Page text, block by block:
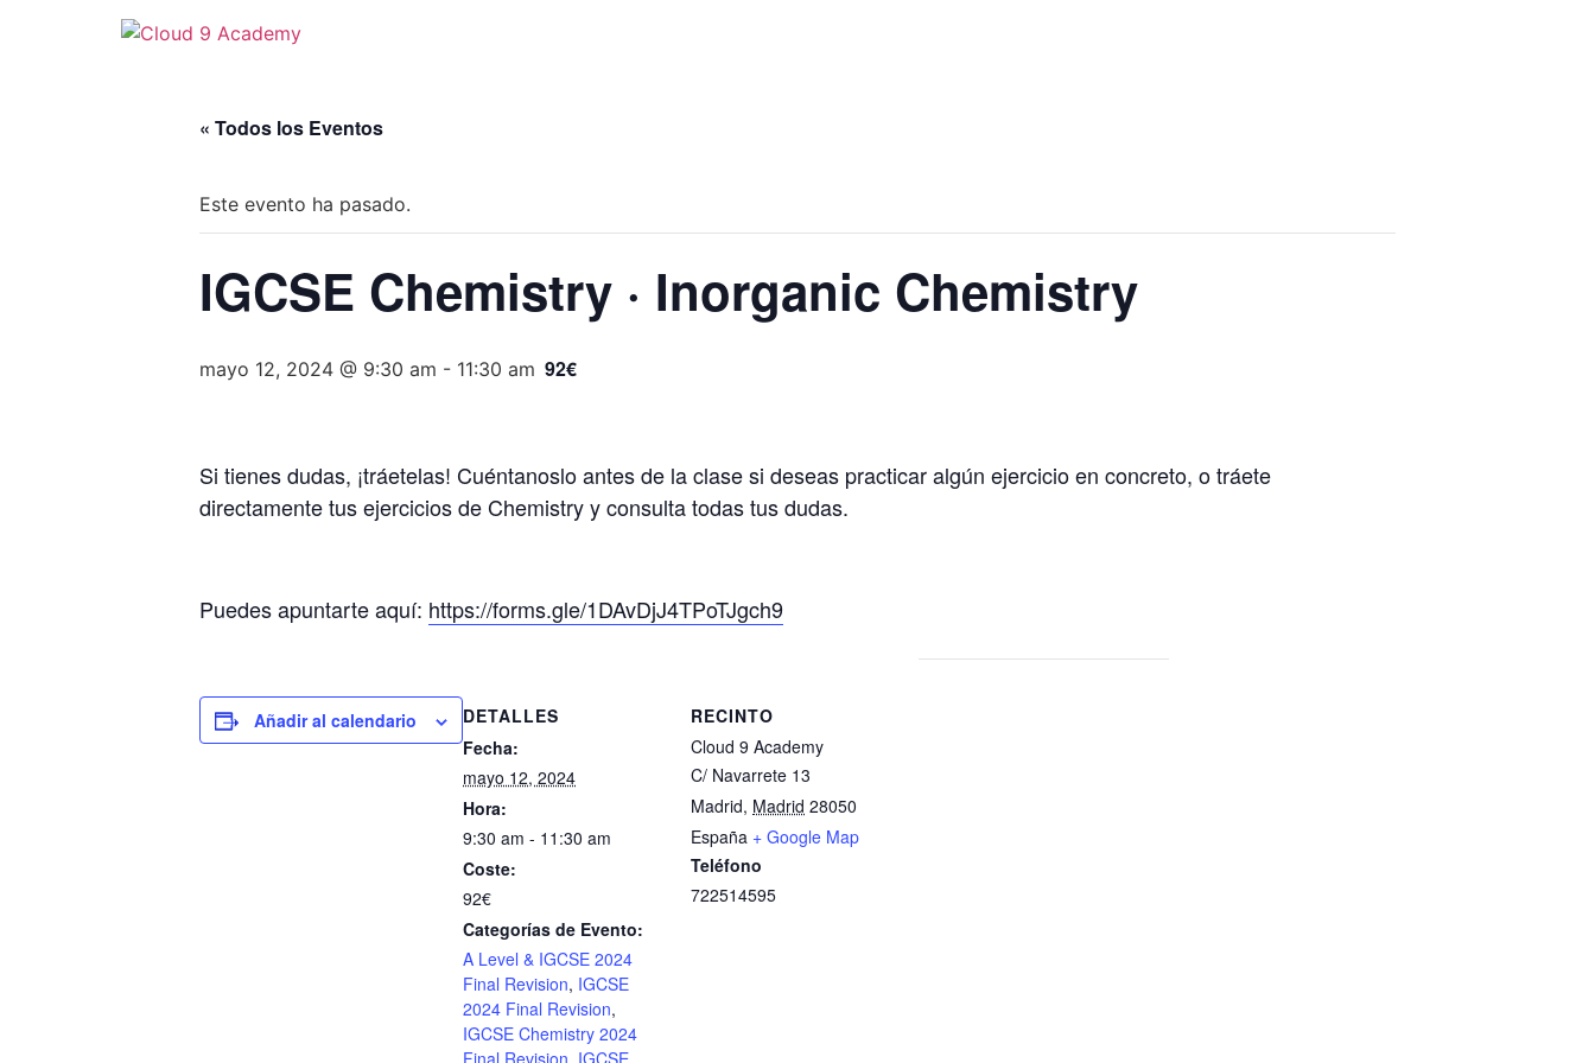
« Todos los Eventos
Este evento ha pasado.
IGCSE Chemistry · Inorganic Chemistry
mayo 12, 2024 @ 9:30 am - 11:30 am 92€
Si tienes dudas, ¡tráetelas! Cuéntanoslo antes de la clase si deseas practicar algún ejercicio en concreto, o tráete
directamente tus ejercicios de Chemistry y consulta todas tus dudas.
Puedes apuntarte aquí: https://forms.gle/1DAvDjJ4TPoTJgch9
Añadir al calendario
DETALLES
Fecha:
mayo 12, 2024
Hora:
9:30 am - 11:30 am
Coste:
92€
Categorías de Evento:
A Level & IGCSE 2024
Final Revision, IGCSE
2024 Final Revision,
IGCSE Chemistry 2024
Final Revision IGCSE
RECINTO
Cloud 9 Academy
C/ Navarrete 13
Madrid, Madrid 28050
España + Google Map
Teléfono
722514595